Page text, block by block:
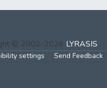
© 2002-2026 LYRASIS
settings Send Feedback